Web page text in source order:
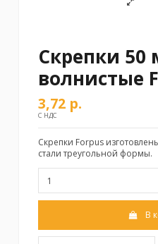
Скрепки
волнистые
3,72 р.
С НДС
Скрепки Forpus
стали треугольной формы.
В